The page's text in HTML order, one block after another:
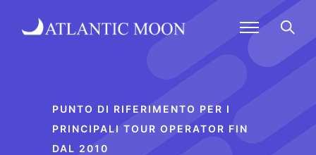
PUNTO DI RIFERIMENTO PER I
PRINCIPALI TOUR OPERATOR FIN
DAL 2010